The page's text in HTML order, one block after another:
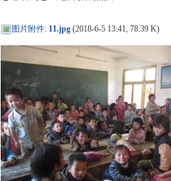
图片附件: 11.jpg (2018-6-5 13:41, 78.39 K)